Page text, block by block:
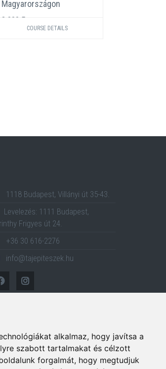
alkalmaz, hogy javítsa a
szabott tartalmakat és célzott
forgalmát, hogy megtudjuk
Magyarországon
3 000 Ft
COURSE DETAILS
1118 Budapest, Villányi út 35-43.
Levelezés: 1111 Budapest,
Frigyes út 24.
+36 30 616-2276
info@tajepiteszek.hu